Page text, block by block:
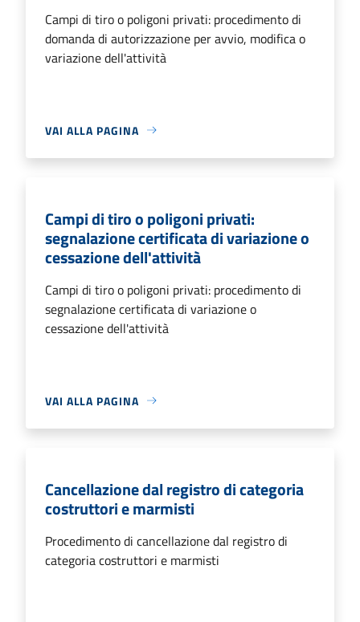
Campi di tiro o poligoni privati: procedimento di
domanda di autorizzazione per avvio, modifica o
variazione dell'attività
VAI ALLA PAGINA
Campi di tiro o poligoni privati:
segnalazione certificata di variazione o
cessazione dell'attività
Campi di tiro o poligoni privati: procedimento di
segnalazione certificata di variazione o
cessazione dell'attività
VAI ALLA PAGINA
Cancellazione dal registro di categoria
costruttori e marmisti
Procedimento di cancellazione dal registro di
categoria costruttori e marmisti